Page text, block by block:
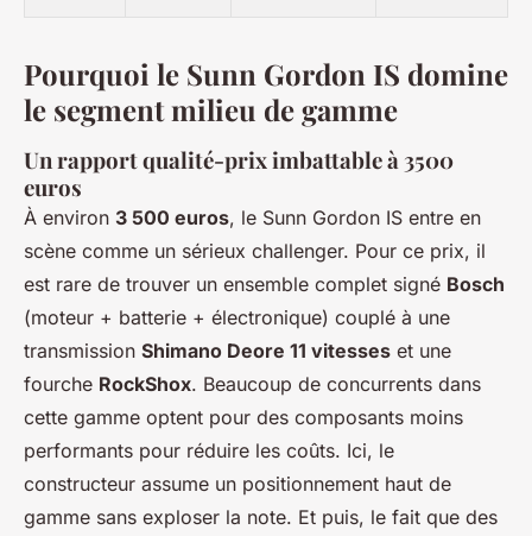
Pourquoi le Sunn Gordon IS domine
le segment milieu de gamme
Un rapport qualité-prix imbattable à 3500
euros
À environ 3 500 euros, le Sunn Gordon IS entre en
scène comme un sérieux challenger. Pour ce prix, il
est rare de trouver un ensemble complet signé Bosch
(moteur + batterie + électronique) couplé à une
transmission Shimano Deore 11 vitesses et une
fourche RockShox. Beaucoup de concurrents dans
cette gamme optent pour des composants moins
performants pour réduire les coûts. Ici, le
constructeur assume un positionnement haut de
gamme sans exploser la note. Et puis, le fait que des